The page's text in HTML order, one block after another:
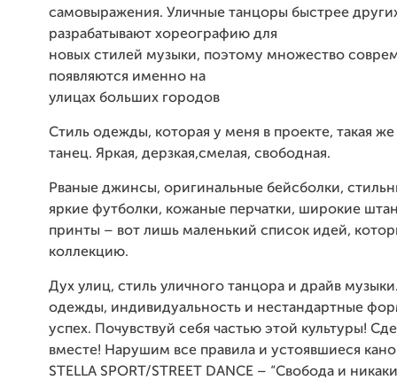
самовыражения. Уличные танцоры быстрее
разрабатывают хореографию для
новых стилей музыки, поэтому множество
появляются именно на
улицах больших городов
Стиль одежды, которая у меня в проекте, такая же
танец. Яркая, дерзкая,смелая, свободная.
Рваные джинсы, оригинальные бейсболки,
яркие футболки, кожаные перчатки, широкие
принты – вот лишь маленький список идей,
коллекцию.
Дух улиц, стиль уличного танцора и драйв
одежды, индивидуальность и нестандартные
успех. Почувствуй себя частью этой культуры!
вместе! Нарушим все правила и устоявшиеся
STELLA SPORT /STREET DANCE – “Свобода и